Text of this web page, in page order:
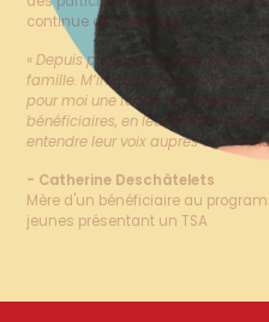
Depuis plusieurs années, Mira
famille. M’impliquer en tant que
pour moi une façon de redonner
bénéficiaires, en leur offrant une
entendre leur voix auprès de la
- Catherine Deschâtelets
Mère d'un bénéficiaire au
jeunes présentant un TSA